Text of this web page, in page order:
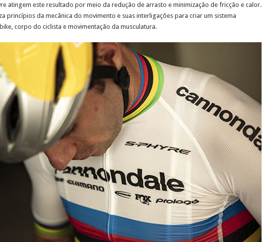
atingem este resultado por meio da redução de arrasto e minimização de fricção e calor.
princípios da mecânica do movimento e suas interligações para criar um sistema
corpo do ciclista e movimentação da musculatura.